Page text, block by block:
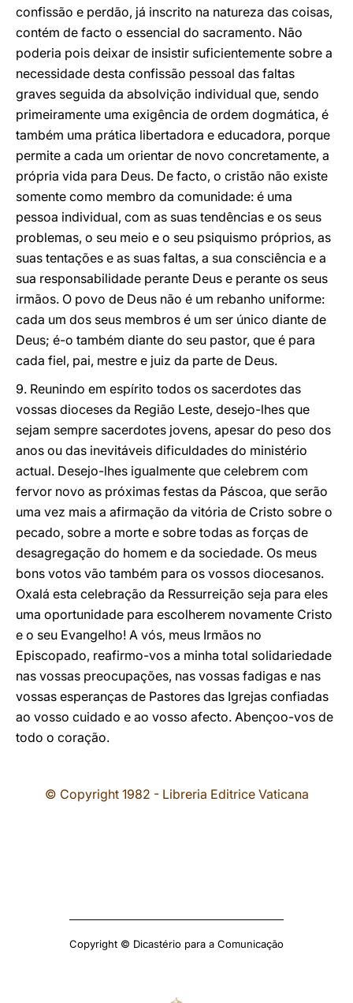
confissão e perdão, já inscrito na natureza das coisas,
contém de facto o essencial do sacramento. Não
poderia pois deixar de insistir suficientemente sobre a
necessidade desta confissão pessoal das faltas
graves seguida da absolvição individual que, sendo
primeiramente uma exigência de ordem dogmática, é
também uma prática libertadora e educadora, porque
permite a cada um orientar de novo concretamente, a
própria vida para Deus. De facto, o cristão não existe
somente como membro da comunidade: é uma
pessoa individual, com as suas tendências e os seus
problemas, o seu meio e o seu psiquismo próprios, as
suas tentações e as suas faltas, a sua consciência e a
sua responsabilidade perante Deus e perante os seus
irmãos. O povo de Deus não é um rebanho uniforme:
cada um dos seus membros é um ser único diante de
Deus; é-o também diante do seu pastor, que é para
cada fiel, pai, mestre e juiz da parte de Deus.
9. Reunindo em espírito todos os sacerdotes das
vossas dioceses da Região Leste, desejo-lhes que
sejam sempre sacerdotes jovens, apesar do peso dos
anos ou das inevitáveis dificuldades do ministério
actual. Desejo-lhes igualmente que celebrem com
fervor novo as próximas festas da Páscoa, que serão
uma vez mais a afirmação da vitória de Cristo sobre o
pecado, sobre a morte e sobre todas as forças de
desagregação do homem e da sociedade. Os meus
bons votos vão também para os vossos diocesanos.
Oxalá esta celebração da Ressurreição seja para eles
uma oportunidade para escolherem novamente Cristo
e o seu Evangelho! A vós, meus Irmãos no
Episcopado, reafirmo-vos a minha total solidariedade
nas vossas preocupações, nas vossas fadigas e nas
vossas esperanças de Pastores das Igrejas confiadas
ao vosso cuidado e ao vosso afecto. Abençoo-vos de
todo o coração.
© Copyright 1982 - Libreria Editrice Vaticana
Copyright © Dicastério para a Comunicação